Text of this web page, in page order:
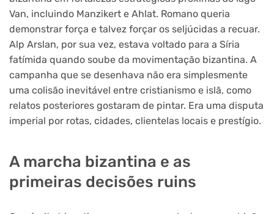
Van, incluindo Manzikert e Ahlat. Romano queria
demonstrar força e talvez forçar os seljúcidas a recuar.
Alp Arslan, por sua vez, estava voltado para a Síria
fatímida quando soube da movimentação bizantina. A
campanha que se desenhava não era simplesmente
uma colisão inevitável entre cristianismo e islã, como
relatos posteriores gostaram de pintar. Era uma disputa
imperial por rotas, cidades, clientelas locais e prestígio.
A marcha bizantina e as
primeiras decisões ruins